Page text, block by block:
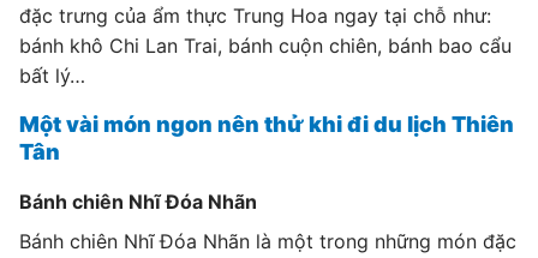
đặc trưng của ẩm thực Trung Hoa ngay tại chỗ như:
bánh khô Chi Lan Trai, bánh cuộn chiên, bánh bao cẩu
bất lý…
Một vài món ngon nên thử khi đi du lịch Thiên
Tân
Bánh chiên Nhĩ Đóa Nhãn
Bánh chiên Nhĩ Đóa Nhãn là một trong những món đặc